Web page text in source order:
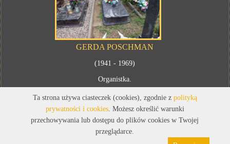
GERDA POSCHMAN
(1941 - 1969)
Organistka.
Ta strona używa ciasteczek (cookies), zgodnie z polityką
prywatności i cookies. Możesz określić warunki
przechowywania lub dostępu do plików cookies w Twojej
przeglądarce.